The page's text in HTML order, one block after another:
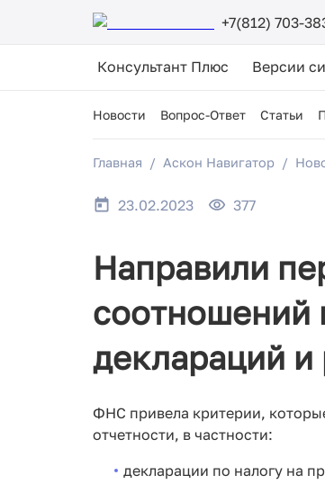
+7(812) 703-
Консультант Плюс Версии
Новости Вопрос-Ответ Статьи
Главная Аскон Навигатор
23.02.2023 377
Направили
соотношений
деклараций и
ФНС привела критерии,
отчетности, в частности:
декларации по налогу на